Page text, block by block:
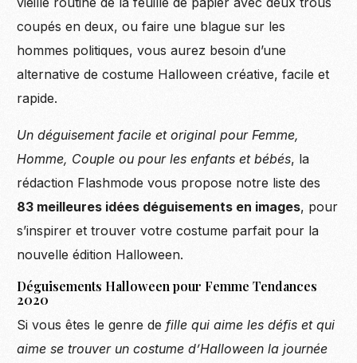
coupés en deux, ou faire une blague sur les
hommes politiques, vous aurez besoin d’une
alternative de costume Halloween créative, facile et
rapide.
Un déguisement facile et original pour Femme,
Homme, Couple ou pour les enfants et bébés, la
rédaction Flashmode vous propose notre liste des
83 meilleures idées déguisements en images, pour
s’inspirer et trouver votre costume parfait pour la
nouvelle édition Halloween.
Déguisements Halloween pour Femme Tendances
2020
Si vous êtes le genre defille qui aime les défis et qui
aime se trouver un costume d’Halloween la journée